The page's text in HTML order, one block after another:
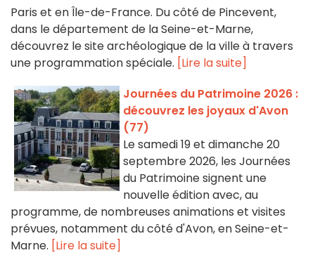
Paris et en Île-de-France. Du côté de Pincevent,
dans le département de la Seine-et-Marne,
découvrez le site archéologique de la ville à travers
une programmation spéciale. [Lire la suite]
Journées du Patrimoine 2026 :
découvrez les joyaux d'Avon
(77)
Le samedi 19 et dimanche 20
septembre 2026, les Journées
du Patrimoine signent une
nouvelle édition avec, au
programme, de nombreuses animations et visites
prévues, notamment du côté d'Avon, en Seine-et-
Marne. [Lire la suite]